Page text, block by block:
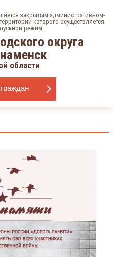
закрытым административном-
которого осуществляется
режим
округа
области